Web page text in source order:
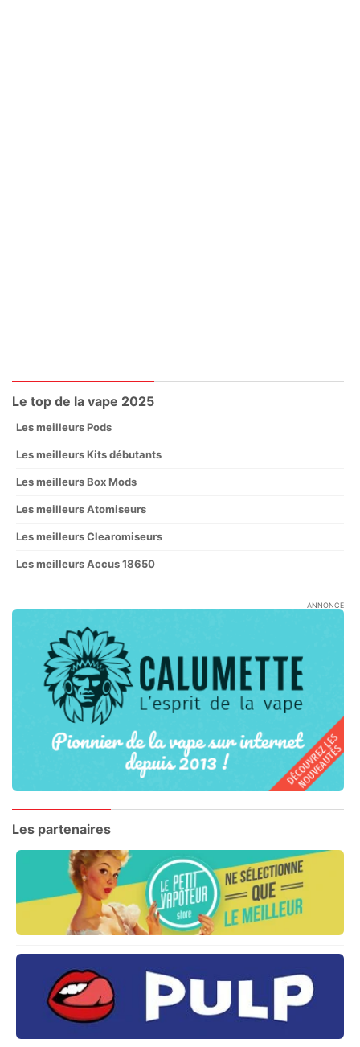
Le top de la vape 2025
Les meilleurs Pods
Les meilleurs Kits débutants
Les meilleurs Box Mods
Les meilleurs Atomiseurs
Les meilleurs Clearomiseurs
Les meilleurs Accus 18650
ANNONCE
Les partenaires